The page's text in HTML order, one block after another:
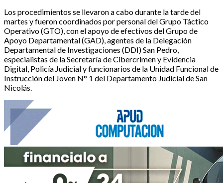
Los procedimientos se llevaron a cabo durante la tarde del
martes y fueron coordinados por personal del Grupo Táctico
Operativo (GTO), con el apoyo de efectivos del Grupo de
Apoyo Departamental (GAD), agentes de la Delegación
Departamental de Investigaciones (DDI) San Pedro,
especialistas de la Secretaría de Cibercrimen y Evidencia
Digital, Policía Judicial y funcionarios de la Unidad Funcional de
Instrucción del Joven N° 1 del Departamento Judicial de San
Nicolás.